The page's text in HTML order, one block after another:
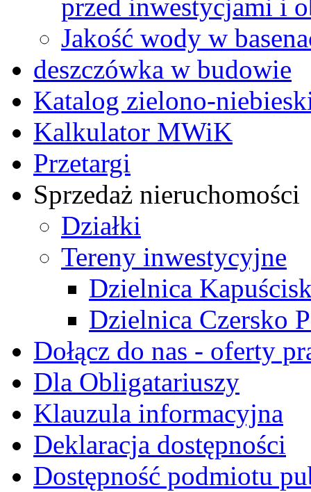
przed inwestycjami i
Jakość wody w
deszczówka w budowie
Katalog zielono-
Kalkulator MWiK
Przetargi
Sprzedaż nieruchomości
Działki
Tereny inwestycyjne
Dzielnica
Dzielnica Czersko
Dołącz do nas - oferty
Dla Obligatariuszy
Klauzula informacyjna
Deklaracja dostępności
Dostępność podmiotu